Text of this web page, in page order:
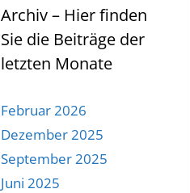
Archiv – Hier finden
Sie die Beiträge der
letzten Monate
Februar 2026
Dezember 2025
September 2025
Juni 2025